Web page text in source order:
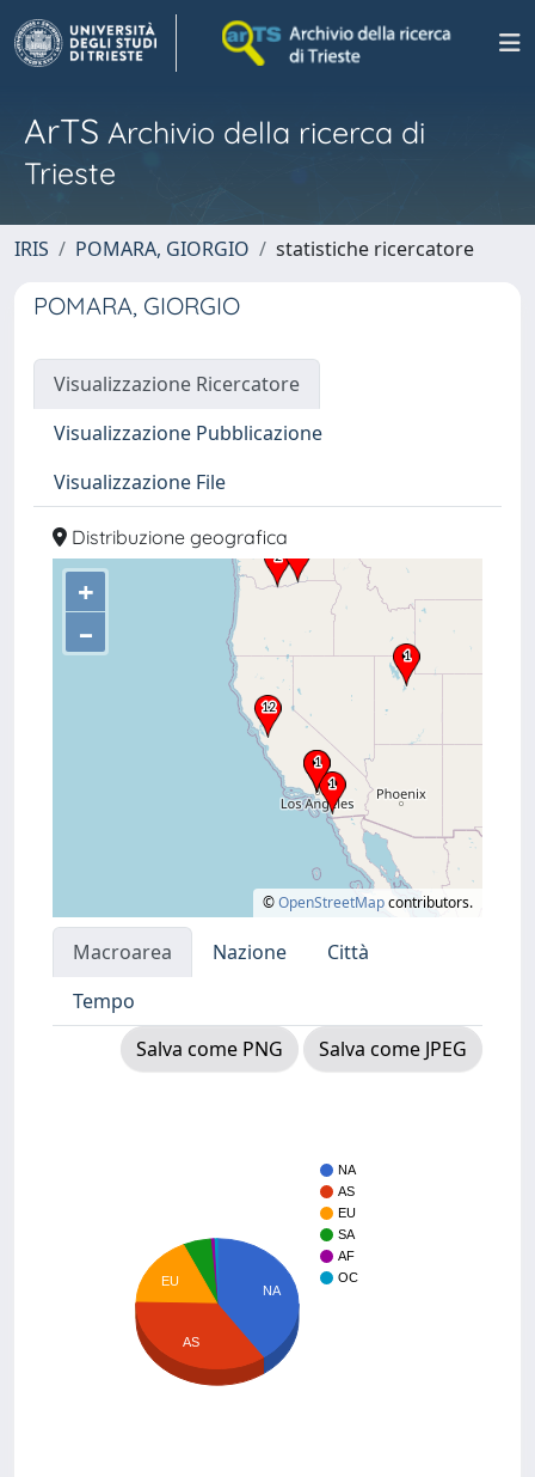
ArTS Archivio della ricerca di
Trieste
IRIS POMARA, GIORGIO statistiche ricercatore
POMARA, GIORGIO
Visualizzazione Ricercatore
Visualizzazione Pubblicazione
Visualizzazione File
Distribuzione geografica
+
–
©OpenStreetMapcontributors.
Macroarea Nazione
Città
Tempo
Salva come PNG
Salva come JPEG
NA
AS
EU
SA
AF
OC
NA
EU
AS